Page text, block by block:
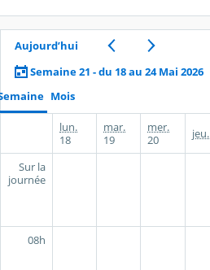
Aujourd’hui
Semaine 21 - du 18 au 24 Mai 2026
Mois
lun.
18
mar.
19
mer.
20
jeu.
Sur la
journée
08h